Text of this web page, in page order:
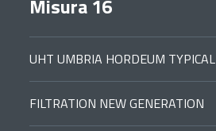
Misura 16
UHT UMBRIA HORDEUM TYPICAL
FILTRATION NEW GENERATION